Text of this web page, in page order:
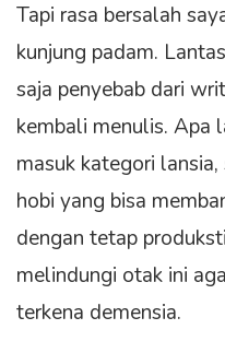
Tapi rasa bersalah
kunjung padam.
saja penyebab dari
kembali menulis. Apa
masuk kategori
hobi yang bisa
dengan tetap
melindungi otak ini
terkena demensia.